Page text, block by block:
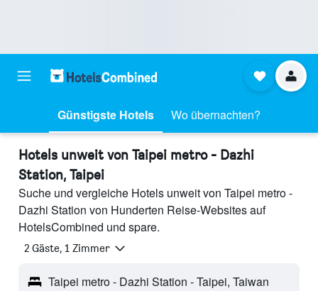
Günstigste Hotels Wo übernachten?
Hotels unweit von Taipei metro - Dazhi
Station, Taipei
Suche und vergleiche Hotels unweit von Taipei metro -
Dazhi Station von Hunderten Reise-Websites auf
HotelsCombined und spare.
2 Gäste, 1 Zimmer
Taipei metro - Dazhi Station - Taipei, Taiwan